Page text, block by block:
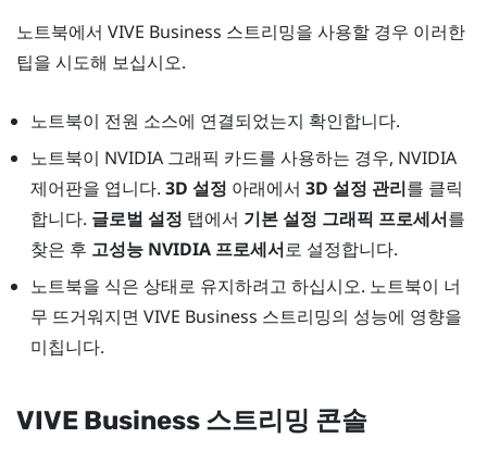
노트북에서 VIVE Business 스트리밍을 사용할 경우 이러한
팁을 시도해 보십시오.
노트북이 전원 소스에 연결되었는지 확인합니다.
노트북이 NVIDIA그래픽 카드를 사용하는 경우, NVIDIA
제어판을 엽니다. 3D 설정 아래에서 3D 설정 관리를 클릭
합니다. 글로벌 설정 탭에서 기본 설정 그래픽 프로세서를
찾은 후 고성능 NVIDIA 프로세서로 설정합니다.
노트북을 식은 상태로 유지하려고 하십시오. 노트북이 너
무 뜨거워지면 VIVE Business 스트리밍의 성능에 영향을
미칩니다.
VIVE Business 스트리밍 콘솔